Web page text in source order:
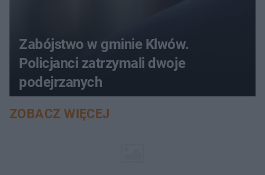
Zabójstwo w gminie Klwów.
Policjanci zatrzymali dwoje
podejrzanych
ZOBACZ WIĘCEJ